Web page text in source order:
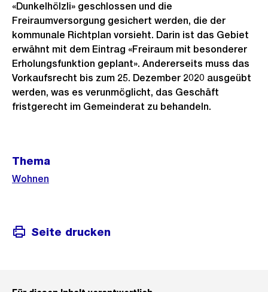
«Dunkelhölzli» geschlossen und die
Freiraumversorgung gesichert werden, die der
kommunale Richtplan vorsieht. Darin ist das Gebiet
erwähnt mit dem Eintrag «Freiraum mit besonderer
Erholungsfunktion geplant». Andererseits muss das
Vorkaufsrecht bis zum 25. Dezember 2020 ausgeübt
werden, was es verunmöglicht, das Geschäft
fristgerecht im Gemeinderat zu behandeln.
Informationen
Thema
Wohnen
Seite drucken